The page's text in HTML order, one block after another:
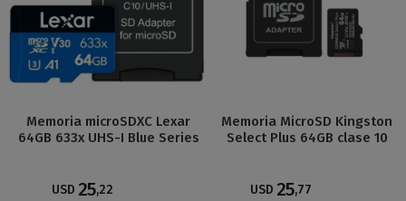
Memoria microSDXC Lexar
64GB 633x UHS-I Blue Series
USD 25,22
Memoria MicroSD Kingston
Select Plus 64GB clase 10
USD 25,77